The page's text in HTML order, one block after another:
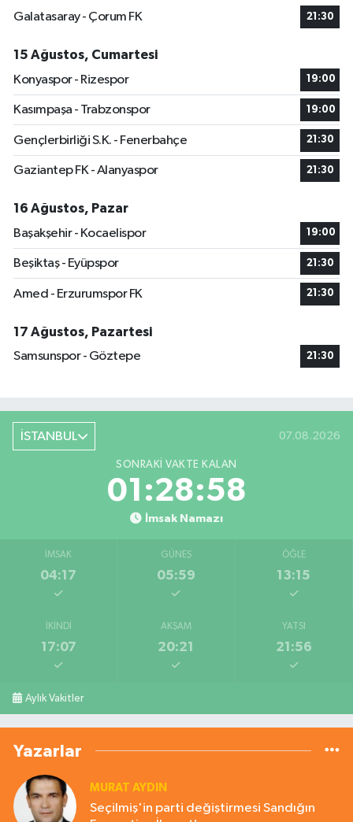
Galatasaray - Çorum FK 21:30
15 Ağustos, Cumartesi
Konyaspor - Rizespor
19:00
Kasımpaşa - Trabzonspor 19:00
Gençlerbirliği S.K. - Fenerbahçe 21:30
Gaziantep FK - Alanyaspor 21:30
16 Ağustos, Pazar
Başakşehir - Kocaelispor
19:00
Beşiktaş - Eyüpspor 21:30
Amed - Erzurumspor FK 21:30
17 Ağustos, Pazartesi
Samsunspor - Göztepe
21:30
İSTANBUL 07.08.2026
SONRAKI VAKTE KALAN
01:28:58
İmsak Namazı
İMSAK
04:17
GÜNEŞ
05:59
ÖĞLE
13:15
İKINDI
17:07
AKŞAM
20:21
YATSI
21:56
Aylık Vakitler
Yazarlar
MURAT AYDIN
Seçilmiş'in parti değiştirmesi Sandığın